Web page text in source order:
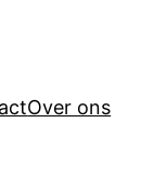
Over ons